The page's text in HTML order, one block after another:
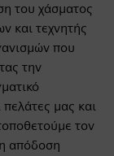
του χάσματος
και τεχνητής
που
την
πελάτες μας και
τον
απόδοση